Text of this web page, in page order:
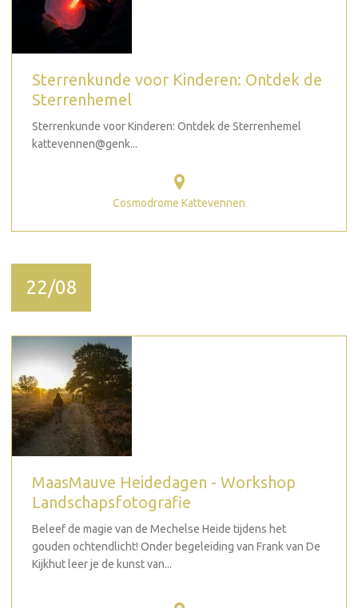
Sterrenkunde voor Kinderen: Ontdek de
Sterrenhemel
Sterrenkunde voor Kinderen: Ontdek de Sterrenhemel
kattevennen@genk...
Cosmodrome Kattevennen
22/08
MaasMauve Heidedagen - Workshop
Landschapsfotografie
Beleef de magie van de Mechelse Heide tijdens het
gouden ochtendlicht! Onder begeleiding van Frank van De
Kijkhut leer je de kunst van...